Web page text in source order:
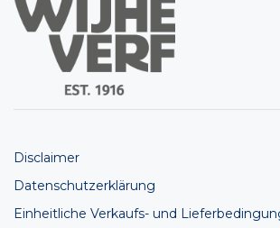
Disclaimer
Datenschutzerklärung
Einheitliche Verkaufs- und